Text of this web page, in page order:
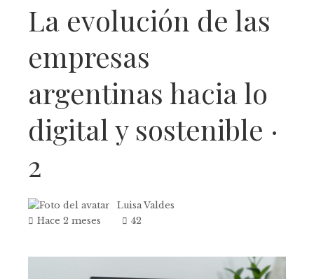
La evolución de las
empresas
argentinas hacia lo
digital y sostenible ·
2
Luisa Valdes
Hace 2 meses
42